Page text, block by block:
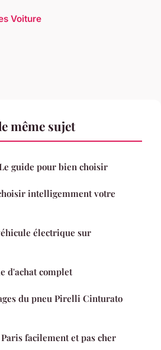
Voiture
même sujet
guide pour bien choisir
intelligemment votre
électrique sur
d'achat complet
du pneu Pirelli Cinturato
facilement et pas cher